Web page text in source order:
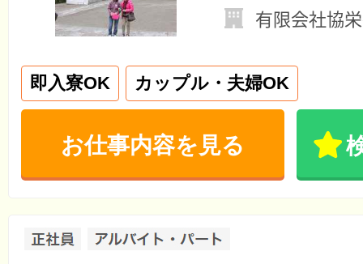
有限会社協
即入寮OK カップル・夫婦OK
お仕事内容を見る